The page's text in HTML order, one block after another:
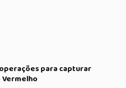
para capturar